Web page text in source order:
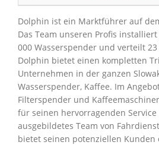
Dolphin ist ein Marktführer auf
Das Team unseren Profis
000 Wasserspender und verteilt 23
Dolphin bietet einen kompletten
Unternehmen in der ganzen
Wasserspender, Kaffee. Im
Filterspender und
für seinen hervorragenden
ausgebildetes Team von
bietet seinen potenziellen Kunden